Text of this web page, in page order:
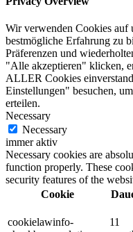
Wir verwenden Cookies auf
bestmögliche Erfahrung zu
Präferenzen und
"Alle akzeptieren" klicken,
ALLER Cookies
Einstellungen" besuchen,
erteilen.
Necessary
Necessary
immer aktiv
Necessary cookies are
function properly. These
security features of the
Cookie
cookielawinfo-
11